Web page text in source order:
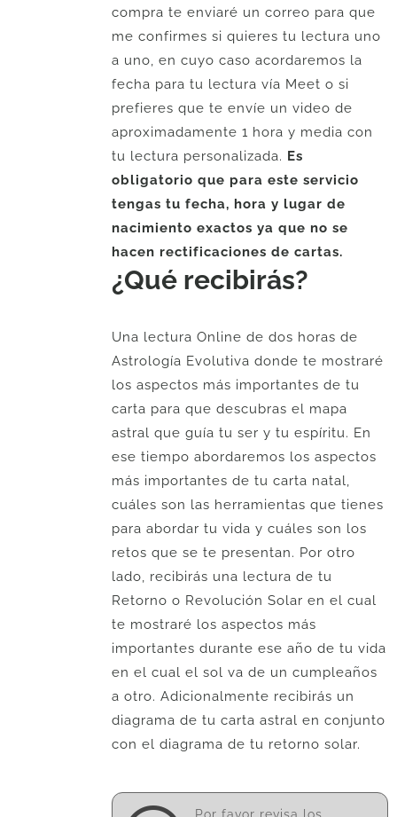
72. 58.
compra te enviaré un correo para que
me confirmes si quieres tu lectura uno
a uno, en cuyo caso acordaremos la
fecha para tu lectura vía Meet o si
prefieres que te envíe un video de
aproximadamente 1 hora y media con
tu lectura personalizada. Es
obligatorio que para este servicio
tengas tu fecha, hora y lugar de
nacimiento exactos ya que no se
hacen rectificaciones de cartas.
¿Qué recibirás?
Una lectura Online de dos horas de
Astrología Evolutiva donde te mostraré
los aspectos más importantes de tu
carta para que descubras el mapa
astral que guía tu ser y tu espíritu. En
ese tiempo abordaremos los aspectos
más importantes de tu carta natal,
cuáles son las herramientas que tienes
para abordar tu vida y cuáles son los
retos que se te presentan. Por otro
lado, recibirás una lectura de tu
Retorno o Revolución Solar en el cual
te mostraré los aspectos más
importantes durante ese año de tu vida
en el cual el sol va de un cumpleaños
a otro. Adicionalmente recibirás un
diagrama de tu carta astral en conjunto
con el diagrama de tu retorno solar.